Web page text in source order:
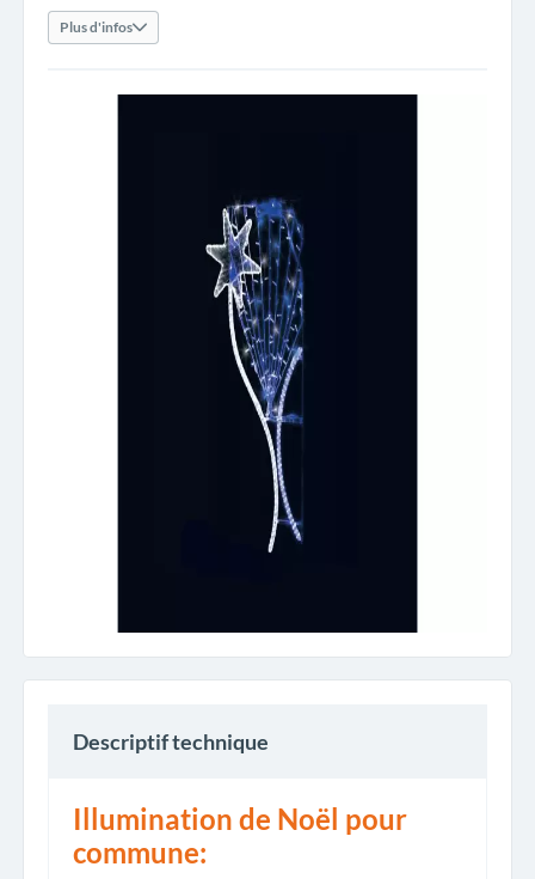
Plus d'infos
Descriptif technique
Illumination de Noël pour
commune: